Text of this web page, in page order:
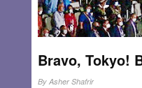
Bravo, Tokyo!
By Asher Shafrir